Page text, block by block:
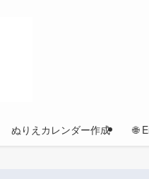
ぬりえカレンダー作成 🌐